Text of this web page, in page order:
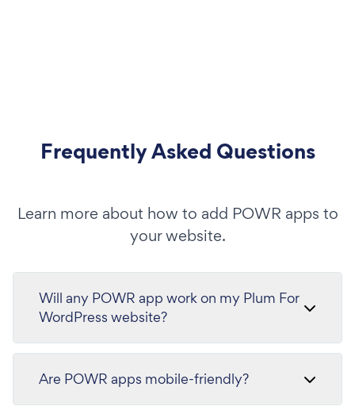
Frequently Asked Questions
Learn more about how to add POWR apps to
your website.
Will any POWR app work on my Plum For
WordPress website?
Are POWR apps mobile-friendly?